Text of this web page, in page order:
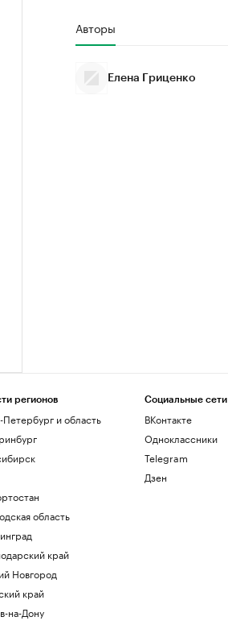
Авторы
Елена Гриценко
регионов
Петербург и область
область
край
Новгород
край
на-Дону
Социальные сети
ВКонтакте
Одноклассники
Telegram
Дзен